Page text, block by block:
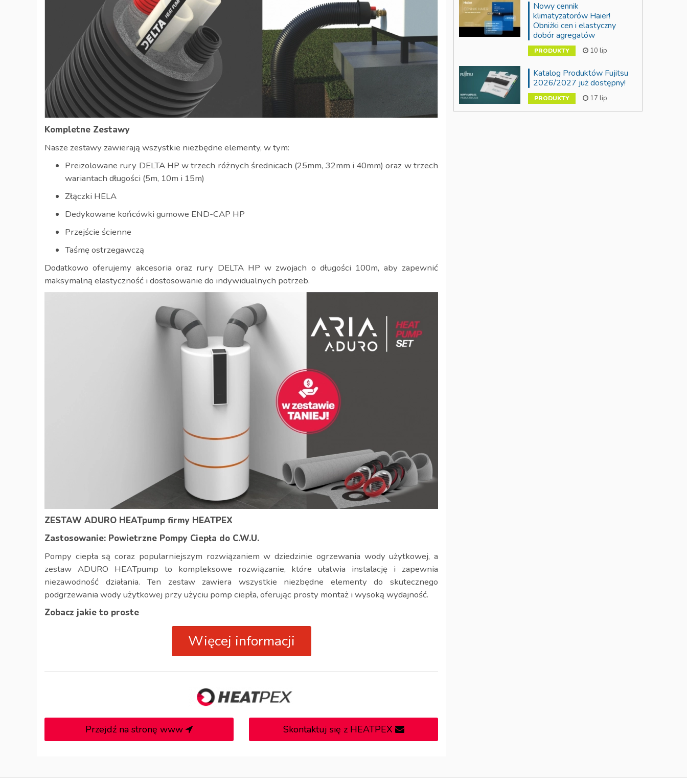
Kompletne Zestawy
Nasze zestawy zawierają wszystkie niezbędne elementy, w tym:
Preizolowane rury DELTA HP w trzech różnych średnicach (25mm, 32mm i 40mm) oraz w trzech
wariantach długości (5m, 10m i 15m)
Złączki HELA
Dedykowane końcówki gumowe END-CAP HP
Przejście ścienne
Taśmę ostrzegawczą
Dodatkowo oferujemy akcesoria oraz rury DELTA HP w zwojach o długości 100m, aby zapewnić
maksymalną elastyczność i dostosowanie do indywidualnych potrzeb.
ZESTAW ADURO HEATpump firmy HEATPEX
Zastosowanie: Powietrzne Pompy Ciepła do C.W.U.
Pompy ciepła są coraz popularniejszym rozwiązaniem w dziedzinie ogrzewania wody użytkowej, a
zestaw ADURO HEATpump to kompleksowe rozwiązanie, które ułatwia instalację i zapewnia
niezawodność działania. Ten zestaw zawiera wszystkie niezbędne elementy do skutecznego
podgrzewania wody użytkowej przy użyciu pomp ciepła, oferując prosty montaż i wysoką wydajność.
Zobacz jakie to proste
Więcej informacji
Przejdź na stronę www Skontaktuj się z HEATPEX
Nowy cennik
klimatyzatorów Haier!
Obniżki cen i elastyczny
dobór agregatów
PRODUKTY 10 lip
Katalog Produktów Fujitsu
2026/2027 już dostępny!
PRODUKTY 17 lip